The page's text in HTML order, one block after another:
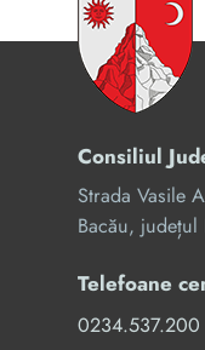
Consiliul
Strada Vasile
Bacău, județul
Telefoane
0234.537.200